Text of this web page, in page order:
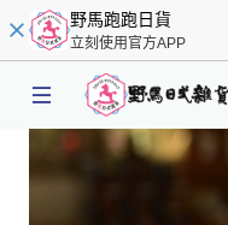
野馬跑跑日貨
立刻使用官方APP